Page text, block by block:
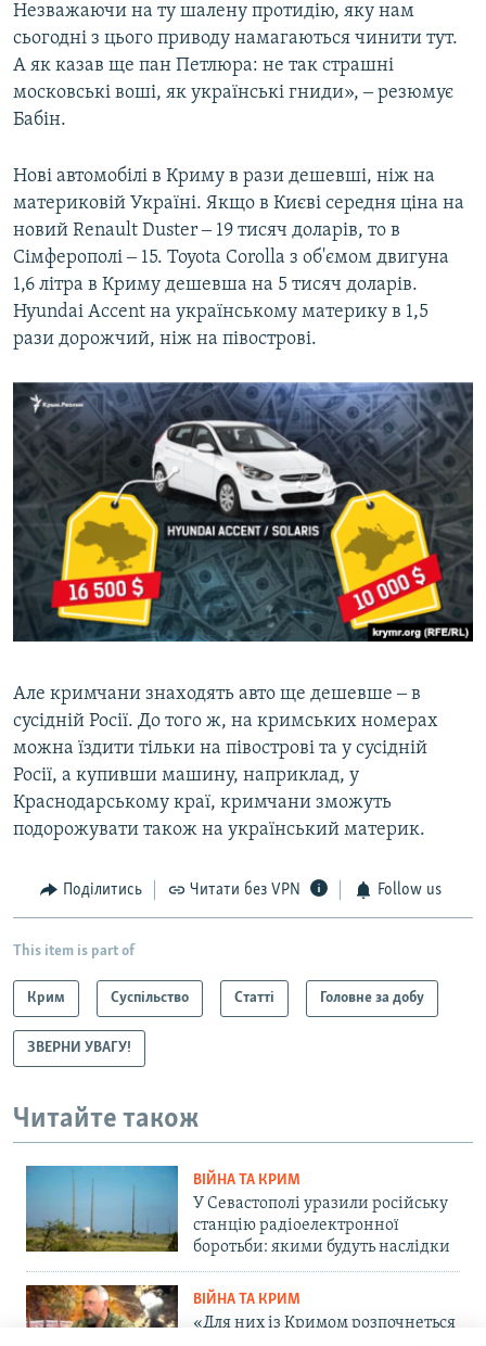
Незважаючи на ту шалену протидію, яку нам
сьогодні з цього приводу намагаються чинити тут.
А як казав ще пан Петлюра: не так страшні
московські воші, як українські гниди», ‒ резюмує
Бабін.
Нові автомобілі в Криму в рази дешевші, ніж на
материковій Україні. Якщо в Києві середня ціна на
новий Renault Duster ‒ 19 тисяч доларів, то в
Сімферополі ‒ 15. Toyota Corolla з об'ємом двигуна
1,6 літра в Криму дешевша на 5 тисяч доларів.
Hyundai Accent на українському материку в 1,5
рази дорожчий, ніж на півострові.
Але кримчани знаходять авто ще дешевше ‒ в
сусідній Росії. До того ж, на кримських номерах
можна їздити тільки на півострові та у сусідній
Росії, а купивши машину, наприклад, у
Краснодарському краї, кримчани зможуть
подорожувати також на український материк.
Поділитись Читати без VPN Follow us
This item is part of
Крим Суспільство Статті Головне за добу
ЗВЕРНИ УВАГУ!
Читайте також
ВІЙНА ТА КРИМ
У Севастополі уразили російську
станцію радіоелектронної
боротьби: якими будуть наслідки
ВІЙНА ТА КРИМ
«Для них із Кримом розпочнеться